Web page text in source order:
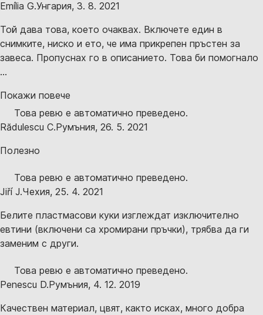
Emília G.Унгария, 3. 8. 2021
Той дава това, което очаквах. Включете един в
снимките, ниско и ето, че има прикрепен пръстен за
завеса. Пропуснах го в описанието. Това би помогнало
...
Покажи повече
Това ревю е автоматично преведено.
Rădulescu C.Румъния, 26. 5. 2021
Полезно
Това ревю е автоматично преведено.
Jiří J.Чехия, 25. 4. 2021
Белите пластмасови куки изглеждат изключително
евтини (включени са хромирани пръчки), трябва да ги
заменим с други.
Това ревю е автоматично преведено.
Penescu D.Румъния, 4. 12. 2019
Качествен материал, цвят, както исках, много добра